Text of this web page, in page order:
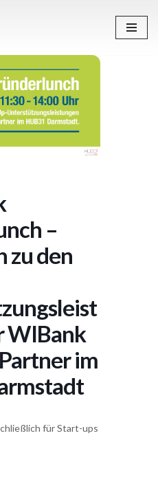
–
zu den
WIBank
im
für Start-ups